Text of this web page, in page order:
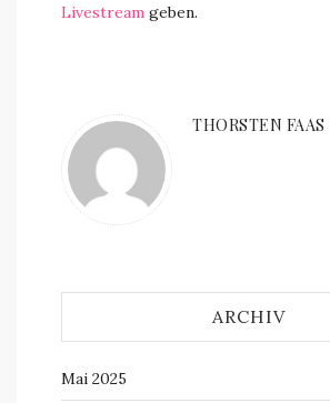
Livestream geben.
THORSTEN FAAS
ARCHIV
Mai 2025